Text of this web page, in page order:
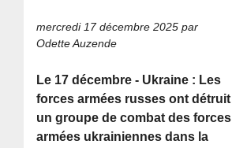
mercredi 17 décembre 2025 par
Odette Auzende
Le 17 décembre - Ukraine : Les
forces armées russes ont détruit
un groupe de combat des forces
armées ukrainiennes dans la